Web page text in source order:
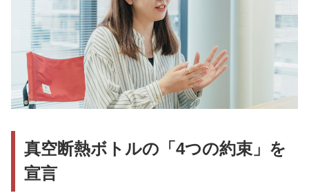
真空断熱ボトルの「4つの約束」を
宣言